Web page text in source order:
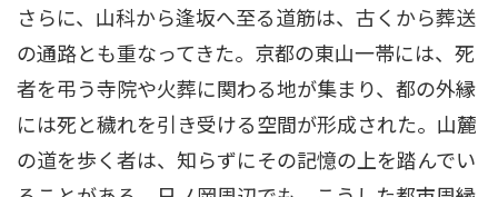
さらに、山科から逢坂へ至る道筋は、古くから葬送
の通路とも重なってきた。京都の東山一帯には、死
者を弔う寺院や火葬に関わる地が集まり、都の外縁
には死と穢れを引き受ける空間が形成された。山麓
の道を歩く者は、知らずにその記憶の上を踏んでい